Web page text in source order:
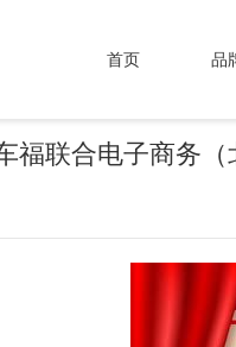
首页 品
福联合电子商务